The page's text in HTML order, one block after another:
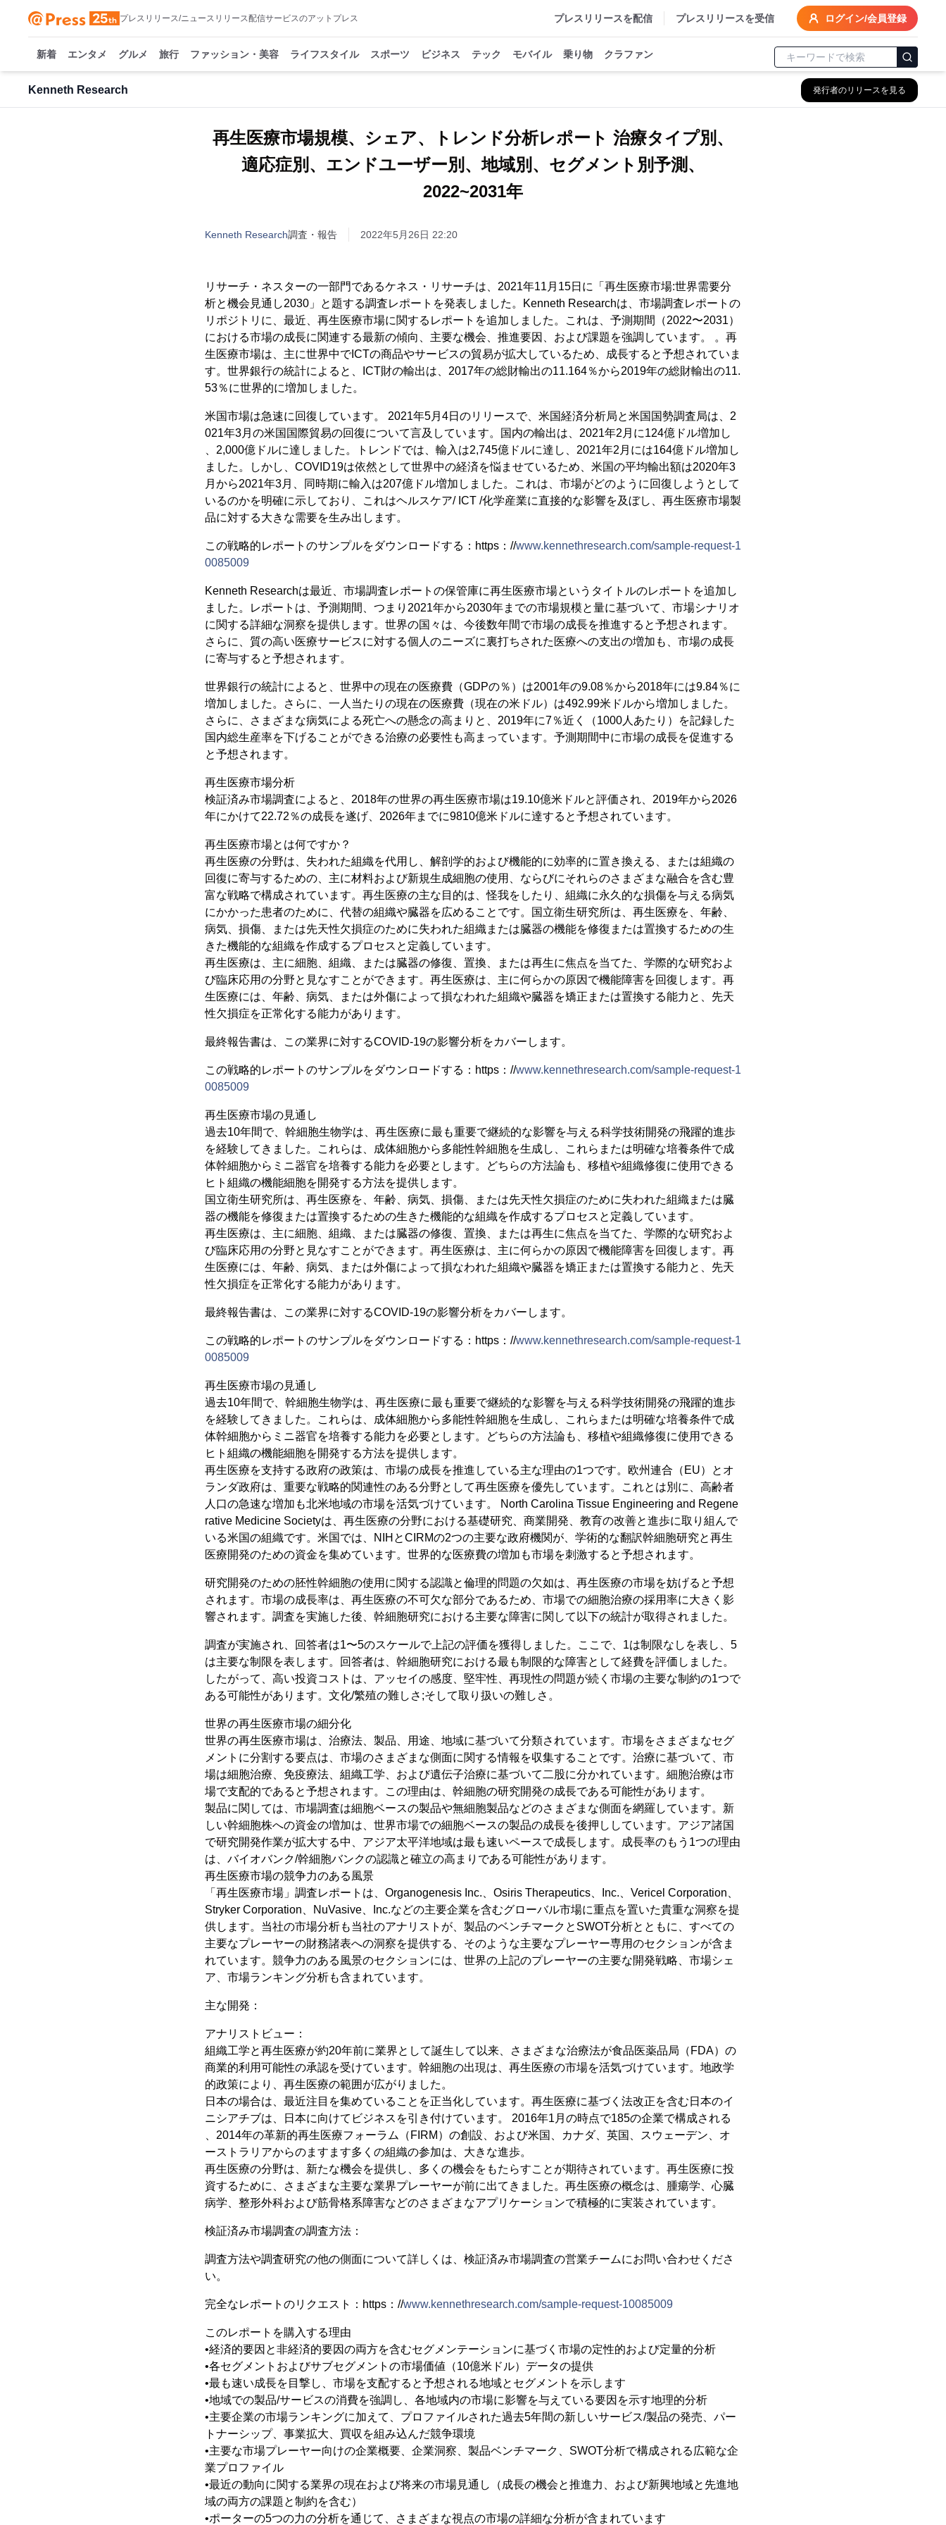
プレスリリース/ニュースリリース配信サービスのアットプレス プレスリリースを配信 プレスリリースを受信 ログイン/会員登録
新着 エンタメ グルメ 旅行 ファッション・美容 ライフスタイル スポーツ ビジネス テック モバイル 乗り物 クラファン
Kenneth Research 発行者のリリースを見る
再生医療市場規模、シェア、トレンド分析レポート 治療タイプ別、
適応症別、エンドユーザー別、地域別、セグメント別予測、
2022~2031年
Kenneth Research調査・報告 2022年5月26日 22:20
リサーチ・ネスターの一部門であるケネス・リサーチは、2021年11月15日に「再生医療市場:世界需要分
析と機会見通し2030」と題する調査レポートを発表しました。Kenneth Researchは、市場調査レポートの
リポジトリに、最近、再生医療市場に関するレポートを追加しました。これは、予測期間（2022〜2031）
における市場の成長に関連する最新の傾向、主要な機会、推進要因、および課題を強調しています。 。再
生医療市場は、主に世界中でICTの商品やサービスの貿易が拡大しているため、成長すると予想されていま
す。世界銀行の統計によると、ICT財の輸出は、2017年の総財輸出の11.164％から2019年の総財輸出の11.
53％に世界的に増加しました。
米国市場は急速に回復しています。 2021年5月4日のリリースで、米国経済分析局と米国国勢調査局は、2
021年3月の米国国際貿易の回復について言及しています。国内の輸出は、2021年2月に124億ドル増加し
、2,000億ドルに達しました。トレンドでは、輸入は2,745億ドルに達し、2021年2月には164億ドル増加し
ました。しかし、COVID19は依然として世界中の経済を悩ませているため、米国の平均輸出額は2020年3
月から2021年3月、同時期に輸入は207億ドル増加しました。これは、市場がどのように回復しようとして
いるのかを明確に示しており、これはヘルスケア/ ICT /化学産業に直接的な影響を及ぼし、再生医療市場製
品に対する大きな需要を生み出します。
この戦略的レポートのサンプルをダウンロードする：https：//www.kennethresearch.com/sample-request-1
0085009
Kenneth Researchは最近、市場調査レポートの保管庫に再生医療市場というタイトルのレポートを追加し
ました。レポートは、予測期間、つまり2021年から2030年までの市場規模と量に基づいて、市場シナリオ
に関する詳細な洞察を提供します。世界の国々は、今後数年間で市場の成長を推進すると予想されます。
さらに、質の高い医療サービスに対する個人のニーズに裏打ちされた医療への支出の増加も、市場の成長
に寄与すると予想されます。
世界銀行の統計によると、世界中の現在の医療費（GDPの％）は2001年の9.08％から2018年には9.84％に
増加しました。さらに、一人当たりの現在の医療費（現在の米ドル）は492.99米ドルから増加しました。
さらに、さまざまな病気による死亡への懸念の高まりと、2019年に7％近く（1000人あたり）を記録した
国内総生産率を下げることができる治療の必要性も高まっています。予測期間中に市場の成長を促進する
と予想されます。
再生医療市場分析
検証済み市場調査によると、2018年の世界の再生医療市場は19.10億米ドルと評価され、2019年から2026
年にかけて22.72％の成長を遂げ、2026年までに9810億米ドルに達すると予想されています。
再生医療市場とは何ですか？
再生医療の分野は、失われた組織を代用し、解剖学的および機能的に効率的に置き換える、または組織の
回復に寄与するための、主に材料および新規生成細胞の使用、ならびにそれらのさまざまな融合を含む豊
富な戦略で構成されています。再生医療の主な目的は、怪我をしたり、組織に永久的な損傷を与える病気
にかかった患者のために、代替の組織や臓器を広めることです。国立衛生研究所は、再生医療を、年齢、
病気、損傷、または先天性欠損症のために失われた組織または臓器の機能を修復または置換するための生
きた機能的な組織を作成するプロセスと定義しています。
再生医療は、主に細胞、組織、または臓器の修復、置換、または再生に焦点を当てた、学際的な研究およ
び臨床応用の分野と見なすことができます。再生医療は、主に何らかの原因で機能障害を回復します。再
生医療には、年齢、病気、または外傷によって損なわれた組織や臓器を矯正または置換する能力と、先天
性欠損症を正常化する能力があります。
最終報告書は、この業界に対するCOVID-19の影響分析をカバーします。
この戦略的レポートのサンプルをダウンロードする：https：//www.kennethresearch.com/sample-request-1
0085009
再生医療市場の見通し
過去10年間で、幹細胞生物学は、再生医療に最も重要で継続的な影響を与える科学技術開発の飛躍的進歩
を経験してきました。これらは、成体細胞から多能性幹細胞を生成し、これらまたは明確な培養条件で成
体幹細胞からミニ器官を培養する能力を必要とします。どちらの方法論も、移植や組織修復に使用できる
ヒト組織の機能細胞を開発する方法を提供します。
国立衛生研究所は、再生医療を、年齢、病気、損傷、または先天性欠損症のために失われた組織または臓
器の機能を修復または置換するための生きた機能的な組織を作成するプロセスと定義しています。
再生医療は、主に細胞、組織、または臓器の修復、置換、または再生に焦点を当てた、学際的な研究およ
び臨床応用の分野と見なすことができます。再生医療は、主に何らかの原因で機能障害を回復します。再
生医療には、年齢、病気、または外傷によって損なわれた組織や臓器を矯正または置換する能力と、先天
性欠損症を正常化する能力があります。
最終報告書は、この業界に対するCOVID-19の影響分析をカバーします。
この戦略的レポートのサンプルをダウンロードする：https：//www.kennethresearch.com/sample-request-1
0085009
再生医療市場の見通し
過去10年間で、幹細胞生物学は、再生医療に最も重要で継続的な影響を与える科学技術開発の飛躍的進歩
を経験してきました。これらは、成体細胞から多能性幹細胞を生成し、これらまたは明確な培養条件で成
体幹細胞からミニ器官を培養する能力を必要とします。どちらの方法論も、移植や組織修復に使用できる
ヒト組織の機能細胞を開発する方法を提供します。
再生医療を支持する政府の政策は、市場の成長を推進している主な理由の1つです。欧州連合（EU）とオ
ランダ政府は、重要な戦略的関連性のある分野として再生医療を優先しています。これとは別に、高齢者
人口の急速な増加も北米地域の市場を活気づけています。 North Carolina Tissue Engineering and Regene
rative Medicine Societyは、再生医療の分野における基礎研究、商業開発、教育の改善と進歩に取り組んで
いる米国の組織です。米国では、NIHとCIRMの2つの主要な政府機関が、学術的な翻訳幹細胞研究と再生
医療開発のための資金を集めています。世界的な医療費の増加も市場を刺激すると予想されます。
研究開発のための胚性幹細胞の使用に関する認識と倫理的問題の欠如は、再生医療の市場を妨げると予想
されます。市場の成長率は、再生医療の不可欠な部分であるため、市場での細胞治療の採用率に大きく影
響されます。調査を実施した後、幹細胞研究における主要な障害に関して以下の統計が取得されました。
調査が実施され、回答者は1〜5のスケールで上記の評価を獲得しました。ここで、1は制限なしを表し、5
は主要な制限を表します。回答者は、幹細胞研究における最も制限的な障害として経費を評価しました。
したがって、高い投資コストは、アッセイの感度、堅牢性、再現性の問題が続く市場の主要な制約の1つで
ある可能性があります。文化/繁殖の難しさ;そして取り扱いの難しさ。
世界の再生医療市場の細分化
世界の再生医療市場は、治療法、製品、用途、地域に基づいて分類されています。市場をさまざまなセグ
メントに分割する要点は、市場のさまざまな側面に関する情報を収集することです。治療に基づいて、市
場は細胞治療、免疫療法、組織工学、および遺伝子治療に基づいて二股に分かれています。細胞治療は市
場で支配的であると予想されます。この理由は、幹細胞の研究開発の成長である可能性があります。
製品に関しては、市場調査は細胞ベースの製品や無細胞製品などのさまざまな側面を網羅しています。新
しい幹細胞株への資金の増加は、世界市場での細胞ベースの製品の成長を後押ししています。アジア諸国
で研究開発作業が拡大する中、アジア太平洋地域は最も速いペースで成長します。成長率のもう1つの理由
は、バイオバンク/幹細胞バンクの認識と確立の高まりである可能性があります。
再生医療市場の競争力のある風景
「再生医療市場」調査レポートは、Organogenesis Inc.、Osiris Therapeutics、Inc.、Vericel Corporation、
Stryker Corporation、NuVasive、Inc.などの主要企業を含むグローバル市場に重点を置いた貴重な洞察を提
供します。当社の市場分析も当社のアナリストが、製品のベンチマークとSWOT分析とともに、すべての
主要なプレーヤーの財務諸表への洞察を提供する、そのような主要なプレーヤー専用のセクションが含ま
れています。競争力のある風景のセクションには、世界の上記のプレーヤーの主要な開発戦略、市場シェ
ア、市場ランキング分析も含まれています。
主な開発：
アナリストビュー：
組織工学と再生医療が約20年前に業界として誕生して以来、さまざまな治療法が食品医薬品局（FDA）の
商業的利用可能性の承認を受けています。幹細胞の出現は、再生医療の市場を活気づけています。地政学
的政策により、再生医療の範囲が広がりました。
日本の場合は、最近注目を集めていることを正当化しています。再生医療に基づく法改正を含む日本のイ
ニシアチブは、日本に向けてビジネスを引き付けています。 2016年1月の時点で185の企業で構成される
、2014年の革新的再生医療フォーラム（FIRM）の創設、および米国、カナダ、英国、スウェーデン、オ
ーストラリアからのますます多くの組織の参加は、大きな進歩。
再生医療の分野は、新たな機会を提供し、多くの機会をもたらすことが期待されています。再生医療に投
資するために、さまざまな主要な業界プレーヤーが前に出てきました。再生医療の概念は、腫瘍学、心臓
病学、整形外科および筋骨格系障害などのさまざまなアプリケーションで積極的に実装されています。
検証済み市場調査の調査方法：
調査方法や調査研究の他の側面について詳しくは、検証済み市場調査の営業チームにお問い合わせくださ
い。
完全なレポートのリクエスト：https：//www.kennethresearch.com/sample-request-10085009
このレポートを購入する理由
•経済的要因と非経済的要因の両方を含むセグメンテーションに基づく市場の定性的および定量的分析
•各セグメントおよびサブセグメントの市場価値（10億米ドル）データの提供
•最も速い成長を目撃し、市場を支配すると予想される地域とセグメントを示します
•地域での製品/サービスの消費を強調し、各地域内の市場に影響を与えている要因を示す地理的分析
•主要企業の市場ランキングに加えて、プロファイルされた過去5年間の新しいサービス/製品の発売、パー
トナーシップ、事業拡大、買収を組み込んだ競争環境
•主要な市場プレーヤー向けの企業概要、企業洞察、製品ベンチマーク、SWOT分析で構成される広範な企
業プロファイル
•最近の動向に関する業界の現在および将来の市場見通し（成長の機会と推進力、および新興地域と先進地
域の両方の課題と制約を含む）
•ポーターの5つの力の分析を通じて、さまざまな視点の市場の詳細な分析が含まれています